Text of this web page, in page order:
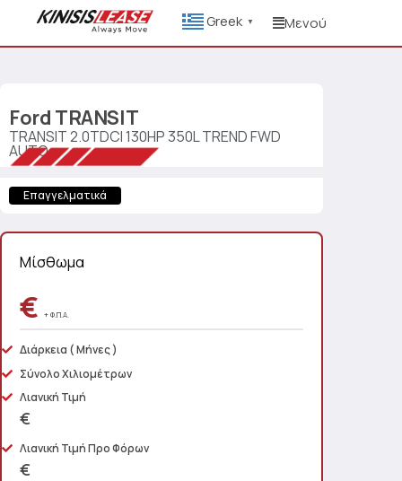
Greek ▼ Μενού
Ford TRANSIT
TRANSIT 2.0TDCI 130HP 350L TREND FWD
AUTO
Επαγγελματικά
Μίσθωμα
€ + Φ.Π.Α.
Διάρκεια ( Μήνες )
Σύνολο Χιλιομέτρων
Λιανική Τιμή
€
Λιανική Τιμή Προ Φόρων
€